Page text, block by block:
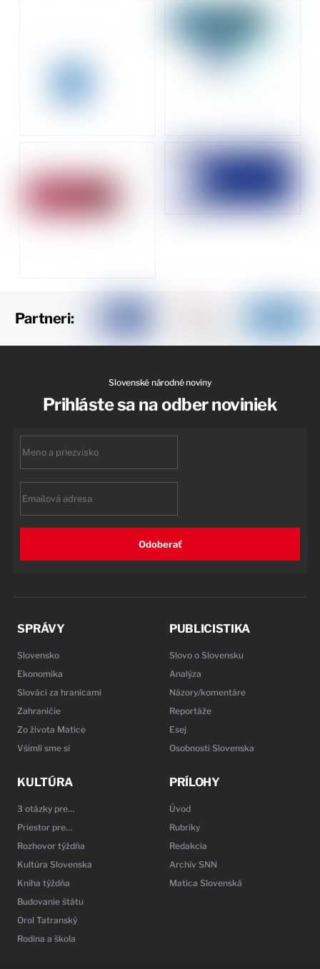
Partneri:
Slovenské národné noviny
Prihláste sa na odber noviniek
Odoberať
SPRÁVY
Slovensko
Ekonomika
Slováci za hranicami
Zahraničie
Zo života Matice
Všimli sme si
PUBLICISTIKA
Slovo o Slovensku
Analýza
Názory/komentáre
Reportáže
Esej
Osobnosti Slovenska
KULTÚRA
3 otázky pre…
Priestor pre…
Rozhovor týždňa
Kultúra Slovenska
Kniha týždňa
Budovanie štátu
Orol Tatranský
Rodina a škola
PRÍLOHY
Úvod
Rubriky
Redakcia
Archív SNN
Matica Slovenská